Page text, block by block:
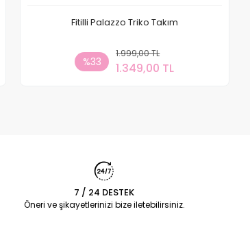
Fitilli Palazzo Triko Takım
%33
1.999,00 TL
1.349,00 TL
Sepete Ekle
7 / 24 DESTEK
Öneri ve şikayetlerinizi bize iletebilirsiniz.